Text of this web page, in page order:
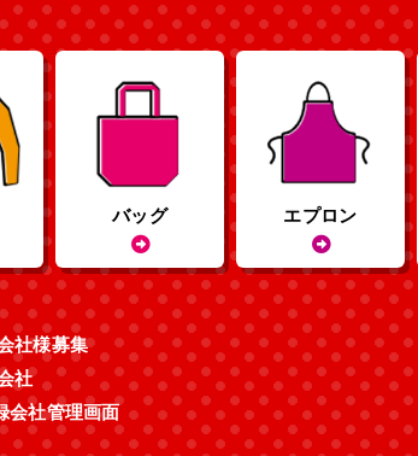
バッグ エプロン
社様募集
社
会社管理画面